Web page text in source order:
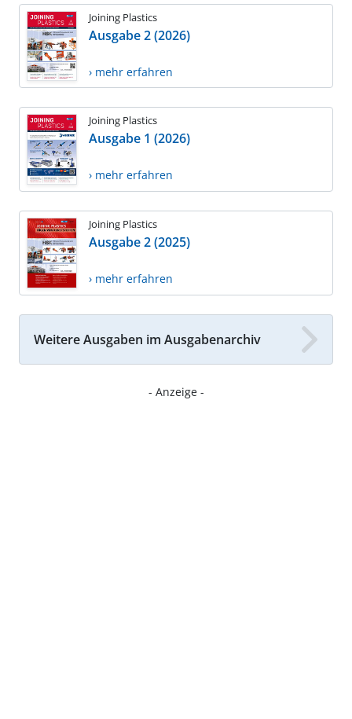
Joining Plastics
Ausgabe 2 (2026)
› mehr erfahren
Joining Plastics
Ausgabe 1 (2026)
› mehr erfahren
Joining Plastics
Ausgabe 2 (2025)
› mehr erfahren
Weitere Ausgaben im Ausgabenarchiv
- Anzeige -